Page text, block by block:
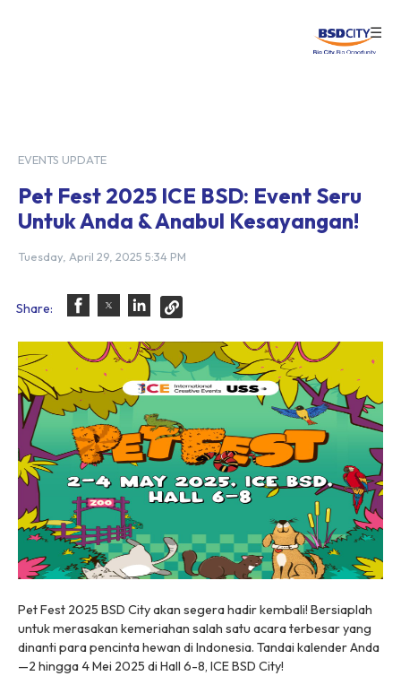
☰
EVENTS UPDATE
Pet Fest 2025 ICE BSD: Event Seru
Untuk Anda & Anabul Kesayangan!
Tuesday, April 29, 2025 5:34 PM
Share:
Pet Fest 2025 BSD City akan segera hadir kembali! Bersiaplah
untuk merasakan kemeriahan salah satu acara terbesar yang
dinanti para pencinta hewan di Indonesia. Tandai kalender Anda
—2 hingga 4 Mei 2025 di Hall 6-8, ICE BSD City!